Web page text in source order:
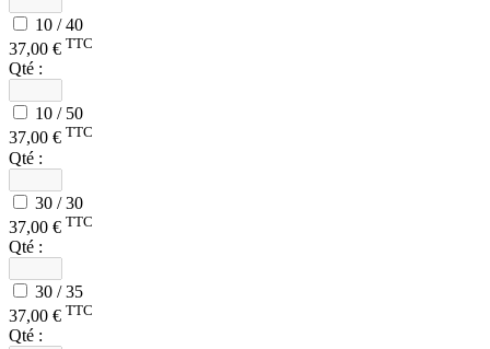
10 / 40
37,00 € TTC
Qté :
10 / 50
37,00 € TTC
Qté :
30 / 30
37,00 € TTC
Qté :
30 / 35
37,00 € TTC
Qté :